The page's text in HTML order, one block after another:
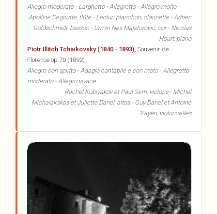
Allegro moderato - Larghetto - Allegretto - Allegro molto
Apolline Degoutte, flûte - Leolun planchon, clarinette - Adrien
Goldschmidt, basson - Urmin Nes Majstorovic, cor - Nicolas
Hourt, piano
Piotr Illitch Tchaïkovsky (1840 - 1893), Souvenir de
Florence op.70 (1892)
Allegro con spirito - Adagio cantabile e con moto - Allegretto
moderato - Allegro vivace
Rachel Koblyakov et Paul Serri, violons - Michel
Michalakakos et Juliette Danel, altos - Guy Danel et Antoine
Payen, violoncelles